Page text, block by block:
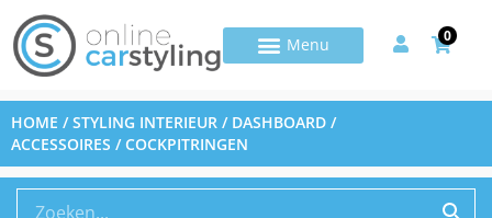
0
HOME /STYLING INTERIEUR / DASHBOARD /
ACCESSOIRES / COCKPITRINGEN